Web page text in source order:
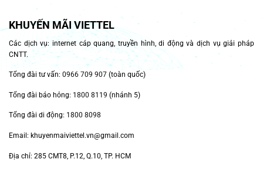
KHUYẾN MÃI VIETTEL
Các dịch vụ: internet cáp quang, truyền hình, di động và dịch vụ giải pháp
CNTT.
Tổng đài tư vấn: 0966 709 907 (toàn quốc)
Tổng đài báo hỏng: 1800 8119 (nhánh 5)
Tổng đài di động: 1800 8098
Email: khuyenmaiviettel.vn@gmail.com
Địa chỉ: 285 CMT8, P.12, Q.10, TP. HCM